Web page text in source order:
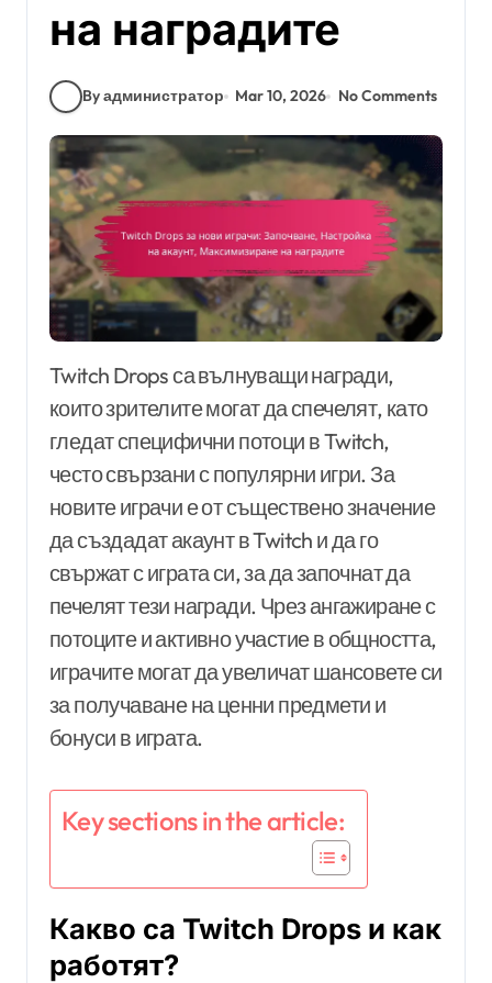
на наградите
By администратор Mar 10, 2026 No Comments
Twitch Drops са вълнуващи награди,
които зрителите могат да спечелят, като
гледат специфични потоци в Twitch,
често свързани с популярни игри. За
новите играчи е от съществено значение
да създадат акаунт в Twitch и да го
свържат с играта си, за да започнат да
печелят тези награди. Чрез ангажиране с
потоците и активно участие в общността,
играчите могат да увеличат шансовете си
за получаване на ценни предмети и
бонуси в играта.
Key sections in the article:
Какво са Twitch Drops и как
работят?